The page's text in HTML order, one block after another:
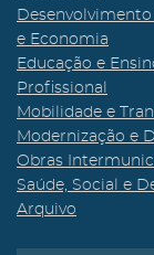
Desenvolvimento
e Economia
Educação e
Profissional
Mobilidade e
Modernização e
Obras
Saúde, Social e
Arquivo